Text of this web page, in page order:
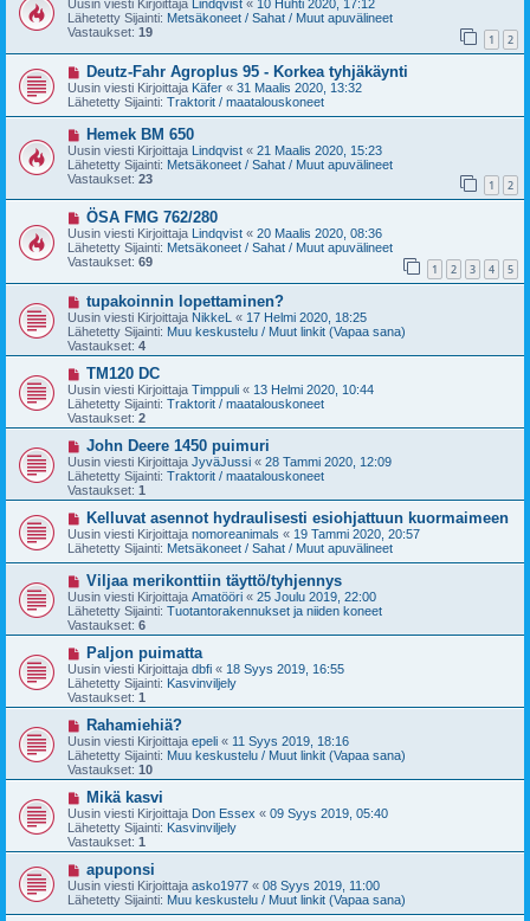
t
i
s
i
v
i
e
s
t
Uusin viesti Kirjoittaja Lindqvist « 10 Huhti 2020, 17:12
Lähetetty Sijainti: Metsäkoneet / Sahat / Muut apuvälineet
Vastaukset: 19 1 2
U
u
s
i
v
e
s
t
i
Deutz-Fahr Agroplus 95 - Korkea tyhjäkäynti
Uusin viesti Kirjoittaja Käfer « 31 Maalis 2020, 13:32
Lähetetty Sijainti: Traktorit / maatalouskoneet
U
u
s
i
v
i
e
s
t
i
Hemek BM 650
Uusin viesti Kirjoittaja Lindqvist « 21 Maalis 2020, 15:23
Lähetetty Sijainti: Metsäkoneet / Sahat / Muut apuvälineet
Vastaukset: 23 1 2
U
u
s
i
i
e
s
t
i
ÖSA FMG 762/280
Uusin viesti Kirjoittaja Lindqvist « 20 Maalis 2020, 08:36
Lähetetty Sijainti: Metsäkoneet / Sahat / Muut apuvälineet
Vastaukset: 69 1 2 3 4 5
U
u
s
i
v
s
t
i
tupakoinnin lopettaminen?
Uusin viesti Kirjoittaja NikkeL « 17 Helmi 2020, 18:25
Lähetetty Sijainti: Muu keskustelu / Muut linkit (Vapaa sana)
Vastaukset: 4
U
u
s
i
v
e
s
t
i
TM120 DC
Uusin viesti Kirjoittaja Timppuli « 13 Helmi 2020, 10:44
Lähetetty Sijainti: Traktorit / maatalouskoneet
Vastaukset: 2
U
u
s
i
v
e
s
t
John Deere 1450 puimuri
Uusin viesti Kirjoittaja JyväJussi « 28 Tammi 2020, 12:09
Lähetetty Sijainti: Traktorit / maatalouskoneet
Vastaukset: 1
U
u
s
i
v
e
s
t
Kelluvat asennot hydraulisesti esiohjattuun kuormaimeen
Uusin viesti Kirjoittaja nomoreanimals « 19 Tammi 2020, 20:57
Lähetetty Sijainti: Metsäkoneet / Sahat / Muut apuvälineet
U
u
s
i
v
e
s
t
i
Viljaa merikonttiin täyttö/tyhjennys
Uusin viesti Kirjoittaja Amatööri « 25 Joulu 2019, 22:00
Lähetetty Sijainti: Tuotantorakennukset ja niiden koneet
Vastaukset: 6
U
u
s
i
v
e
s
t
i
Paljon puimatta
Uusin viesti Kirjoittaja dbfi « 18 Syys 2019, 16:55
Lähetetty Sijainti: Kasvinviljely
Vastaukset: 1
U
u
s
i
v
e
s
t
i
Rahamiehiä?
Uusin viesti Kirjoittaja epeli « 11 Syys 2019, 18:16
Lähetetty Sijainti: Muu keskustelu / Muut linkit (Vapaa sana)
Vastaukset: 10
U
u
s
i
v
e
s
t
Mikä kasvi
Uusin viesti Kirjoittaja Don Essex « 09 Syys 2019, 05:40
Lähetetty Sijainti: Kasvinviljely
Vastaukset: 1
U
u
s
i
apuponsi
Uusin viesti Kirjoittaja asko1977 « 08 Syys 2019, 11:00
Lähetetty Sijainti: Muu keskustelu / Muut linkit (Vapaa sana)